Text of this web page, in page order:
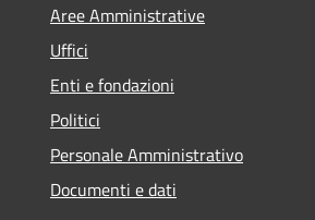
Aree Amministrative
Uffici
Enti e fondazioni
Politici
Personale Amministrativo
Documenti e dati